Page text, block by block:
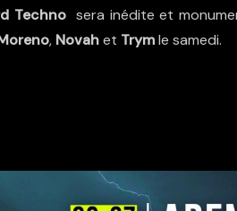
Techno sera inédite et
, Novahet Trymle samedi.